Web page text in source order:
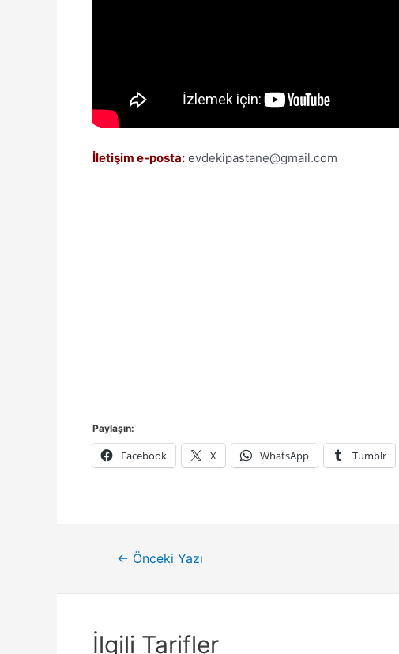
İletişim e-posta: evdekipastane@gmail.com
Paylaşın:
Facebook X WhatsApp Tumblr
Yazı← Önceki Yazı
İlgili Tarifler